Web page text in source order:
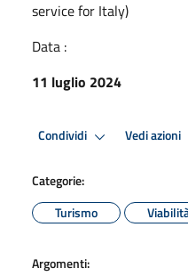
service for Italy)
Data :
11 luglio 2024
Condividi Vedi azioni
Categorie:
Turismo
Argomenti: